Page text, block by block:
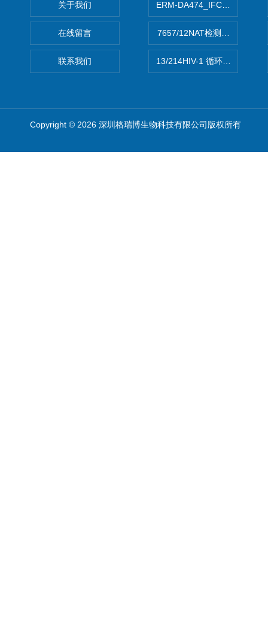
关于我们
在线留言
联系我们
ERM-DA474_IFCCC反应蛋
7657/12NAT检测的D型肝炎
13/214HIV-1 循环重组形式
Copyright © 2026 深圳格瑞博生物科技有限公司版权所有